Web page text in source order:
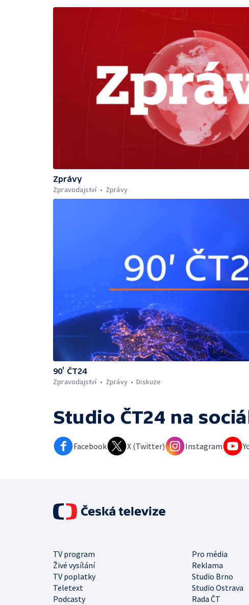
Zprávy
Zpravodajství
Zprávy
90’ ČT24
Zpravodajství
Zprávy Diskuze
Studio ČT24 na
Facebook X (Twitter) Instagram
TV program
Pro média
Živé vysílání
Reklama
TV poplatky
Studio Brno
Teletext
Studio Ostrava
Podcasty
Rada ČT